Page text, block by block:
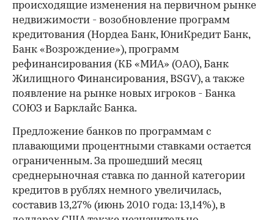
происходящие изменения на первичном рынке
недвижимости - возобновление программ
кредитования (Нордеа Банк, ЮниКредит Банк,
Банк «Возрождение»), программ
рефинансирования (КБ «МИА» (ОАО), Банк
Жилищного Финансирования, BSGV), а также
появление на рынке новых игроков - Банка
СОЮЗ и Барклайс Банка.
Предложение банков по программам с
плавающими процентными ставками остается
ограниченным. За прошедший месяц
среднерыночная ставка по данной категории
кредитов в рублях немного увеличилась,
составив 13,27% (июнь 2010 года: 13,14%), в